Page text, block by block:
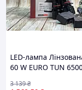
LED-лампа
60 W EURO TUN
6500K CANBUS 360°)
3 139₴